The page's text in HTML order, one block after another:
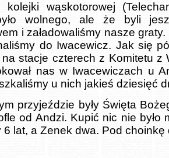
kolejki wąskotorowej
wolnego, ale że byli
i załadowaliśmy nasze
do Iwacewicz. Jak się
stacje czterech z Komitetu
nas w Iwacewiczach u
u nich jakieś dziesięć
przyjeździe były Święta
od Andzi. Kupić nic nie było
6 lat, a Zenek dwa. Pod